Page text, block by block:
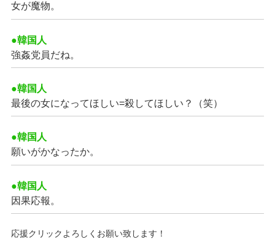
女が魔物。
●韓国人
強姦党員だね。
●韓国人
最後の女になってほしい=殺してほしい？（笑）
●韓国人
願いがかなったか。
●韓国人
因果応報。
応援クリックよろしくお願い致します！